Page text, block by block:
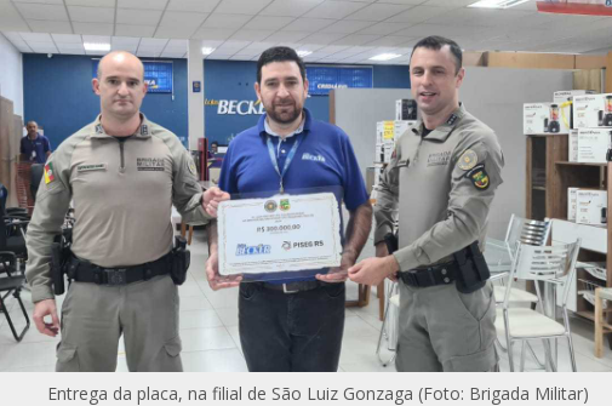
Entrega da placa, na filial de São Luiz Gonzaga (Foto: Brigada Militar)